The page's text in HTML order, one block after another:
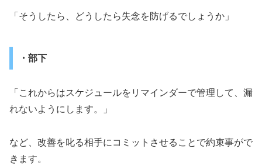
「そうしたら、どうしたら失念を防げるでしょうか」
・部下
「これからはスケジュールをリマインダーで管理して、漏
れないようにします。」
など、改善を叱る相手にコミットさせることで約束事がで
きます。